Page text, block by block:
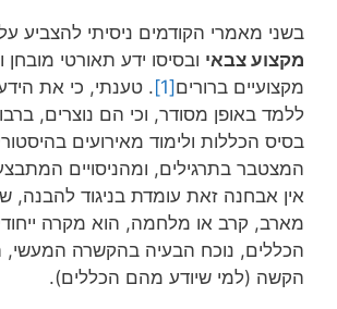
בשני מאמרי הקודמים ניסיתי להצביע
מקצוע צבאי ובסיסו ידע תאורטי מובחן
מקצועיים ברורים [1]
. טענתי, כי את
ללמד באופן מסודר, וכי הם נוצרים,
בסיס הכללות ולימוד מאירועים
המצטבר בתרגילים, ומהניסויים
אין אבחנה זאת עומדת בניגוד להבנה,
מארב, קרב או מלחמה, הוא מקרה
הכללים, נוכח הבעיה בהקשרה המעשי,
הקשה (למי שיודע מהם הכללים).